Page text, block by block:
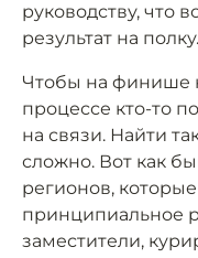
руководству, что
результат на полку.
Чтобы на финише
процессе кто-то
на связи. Найти
сложно. Вот как
регионов,
принципиальное
заместители,